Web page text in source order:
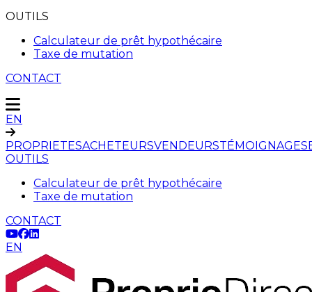
OUTILS
Calculateur de prêt hypothécaire
Taxe de mutation
CONTACT
EN
PROPRIETESACHETEURSVENDEURSTÉMOIGNAGES
OUTILS
Calculateur de prêt hypothécaire
Taxe de mutation
CONTACT
EN